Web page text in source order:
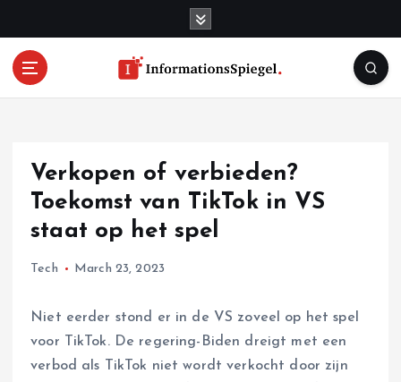
Verkopen of verbieden?
Toekomst van TikTok in VS
staat op het spel
Tech March 23, 2023
Niet eerder stond er in de VS zoveel op het spel
voor TikTok. De regering-Biden dreigt met een
verbod als TikTok niet wordt verkocht door zijn